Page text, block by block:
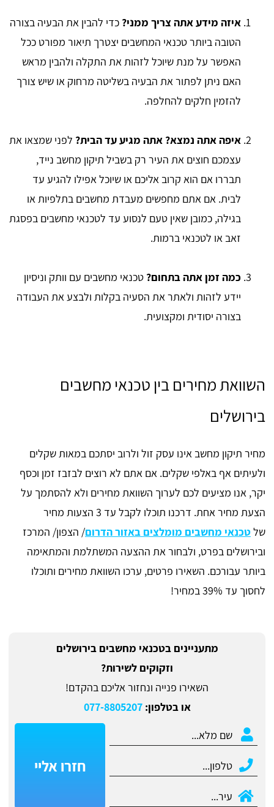
איזה מידע אתה צריך ממני? כדי להבין את הבעיה בצורה
הטובה ביותר טכנאי המחשבים יצטרך תיאור מפורט ככל
האפשר על מנת שיוכל לזהות את התקלה ולהבין מראש
האם ניתן לפתור את הבעיה בשליטה מרחוק או שיש צורך
להזמין חלקים להחלפה.
איפה אתה נמצא? אתה מגיע עד הבית? לפני שמצאו את
עצמכם חוצים את העיר רק בשביל תיקון מחשב נייד,
תבררו אם הוא קרוב אליכם או שיוכל אפילו להגיע עד
לבית. אם אתם מחפשים מעבדת מחשבים בתלפיות או
בגילה, כמובן שאין טעם לנסוע עד לטכנאי מחשבים בפסגת
זאב או לטכנאי ברמות.
כמה זמן אתה בתחום? טכנאי מחשבים עם וותק וניסיון
יידע לזהות ולאתר את הסעיה בקלות ולבצע את העבודה
בצורה יסודית ומקצועית.
השוואת מחירים בין טכנאי מחשבים
בירושלים
מחיר תיקון מחשב אינו עסק זול ולרוב יסתכם במאות שקלים
ולעיתים אף באלפי שקלים. אם אתם לא רוצים לבזבז זמן וכסף
יקר, אנו מציעים לכם לערוך השוואת מחירים ולא להסתמך על
הצעת מחיר אחת. דרכנו תוכלו לקבל עד 3 הצעות מחיר
שלטכנאי מחשבים מומלצים באזור הדרום/ הצפון/ המרכז
ובירושלים בפרט, ולבחור את ההצעה המשתלמת והמתאימה
ביותר עבורכם. השאירו פרטים, ערכו השוואת מחירים ותוכלו
לחסוך עד 39% במחיר!
מתעניינים בטכנאי מחשבים בירושלים
וזקוקים לשירות?
השאירו פנייה ונחזור אליכם בהקדם!
או בטלפון:077-8805207
חזרו אליי